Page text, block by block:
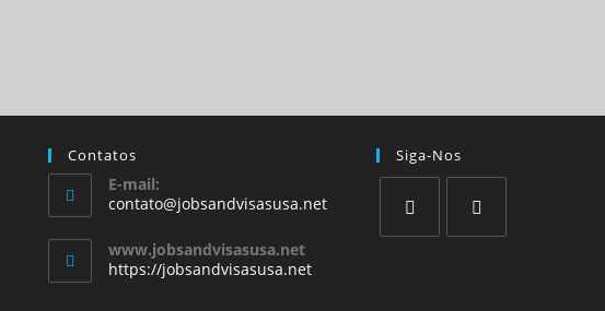
Contatos
E-mail:
contato@jobsandvisasusa.net
www.jobsandvisasusa.net
https://jobsandvisasusa.net
Siga-Nos